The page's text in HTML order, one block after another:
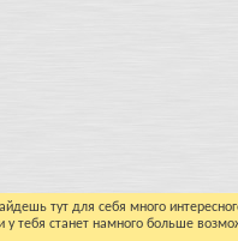
тут для себя много
у тебя станет намного больше